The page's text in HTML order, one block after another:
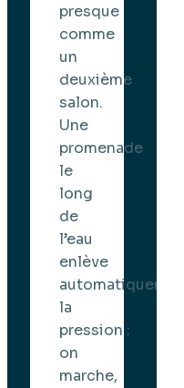
presque
comme
un
deuxième
salon.
Une
promenade
le
long
de
l’eau
enlève
automatiquement
la
pression :
on
marche,